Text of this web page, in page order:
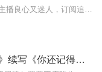
易烊千玺电影《少年的你》续写《你还记得吗》